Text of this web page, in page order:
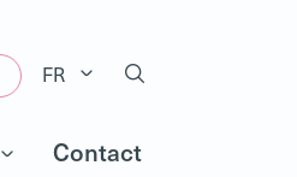
FR
Contact